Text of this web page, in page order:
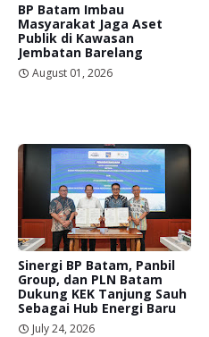
BP Batam Imbau
Masyarakat Jaga Aset
Publik di Kawasan
Jembatan Barelang
August 01, 2026
Sinergi BP Batam, Panbil
Group, dan PLN Batam
Dukung KEK Tanjung Sauh
Sebagai Hub Energi Baru
July 24, 2026